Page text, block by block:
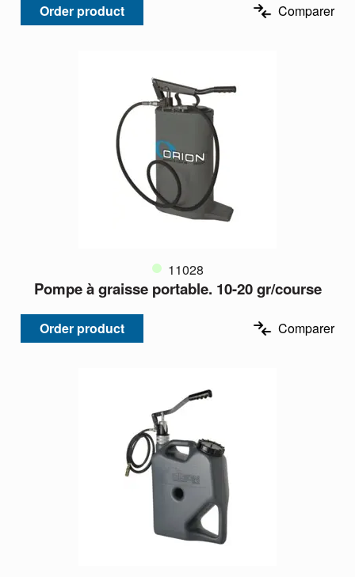
Order product Comparer
11028
Pompe à graisse portable. 10-20 gr/course
Order product Comparer